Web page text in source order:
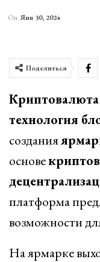
On Янв 30, 2024
Поделиться
Криптовалюта
технология
создания
основе
платформа
возможности
На ярмарке